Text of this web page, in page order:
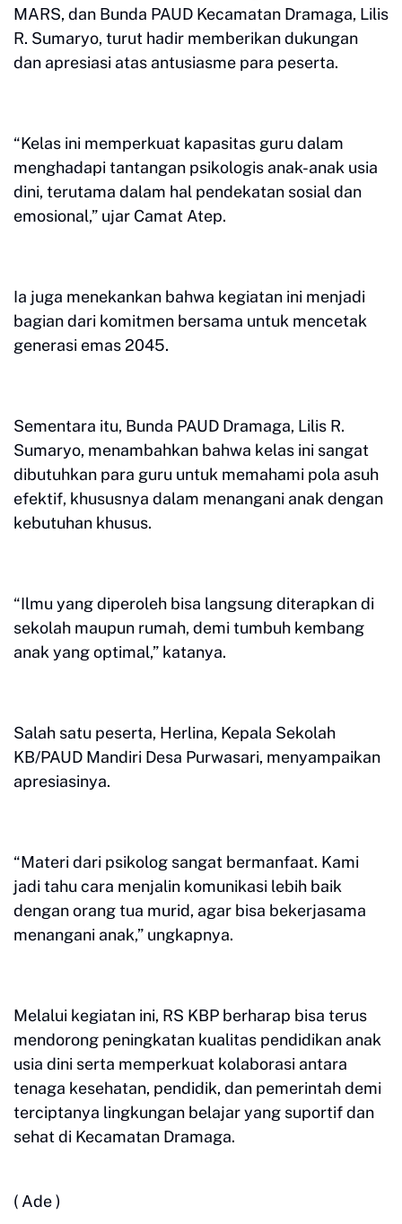
MARS, dan Bunda PAUD Kecamatan Dramaga, Lilis
R. Sumaryo, turut hadir memberikan dukungan
dan apresiasi atas antusiasme para peserta.
“Kelas ini memperkuat kapasitas guru dalam
menghadapi tantangan psikologis anak-anak usia
dini, terutama dalam hal pendekatan sosial dan
emosional,” ujar Camat Atep.
Ia juga menekankan bahwa kegiatan ini menjadi
bagian dari komitmen bersama untuk mencetak
generasi emas 2045.
Sementara itu, Bunda PAUD Dramaga, Lilis R.
Sumaryo, menambahkan bahwa kelas ini sangat
dibutuhkan para guru untuk memahami pola asuh
efektif, khususnya dalam menangani anak dengan
kebutuhan khusus.
“Ilmu yang diperoleh bisa langsung diterapkan di
sekolah maupun rumah, demi tumbuh kembang
anak yang optimal,” katanya.
Salah satu peserta, Herlina, Kepala Sekolah
KB/PAUD Mandiri Desa Purwasari, menyampaikan
apresiasinya.
“Materi dari psikolog sangat bermanfaat. Kami
jadi tahu cara menjalin komunikasi lebih baik
dengan orang tua murid, agar bisa bekerjasama
menangani anak,” ungkapnya.
Melalui kegiatan ini, RS KBP berharap bisa terus
mendorong peningkatan kualitas pendidikan anak
usia dini serta memperkuat kolaborasi antara
tenaga kesehatan, pendidik, dan pemerintah demi
terciptanya lingkungan belajar yang suportif dan
sehat di Kecamatan Dramaga.
( Ade )